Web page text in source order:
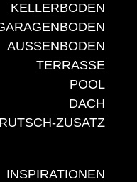
KELLERBODEN
AUSSENBODEN
TERRASSE
POOL
DACH
ZUSATZ
INSPIRATIONEN